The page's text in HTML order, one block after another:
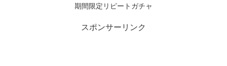
期間限定リピートガチャ
スポンサーリンク